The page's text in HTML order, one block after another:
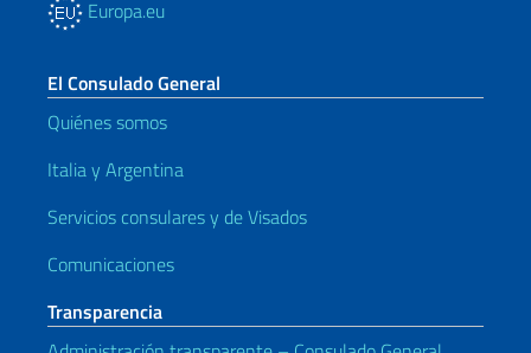
Europa.eu
El Consulado General
Quiénes somos
Italia y Argentina
Servicios consulares y de Visados
Comunicaciones
Transparencia